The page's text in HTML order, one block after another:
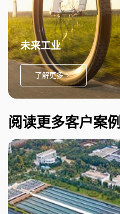
未来工业
了解更多
阅读更多客户案例